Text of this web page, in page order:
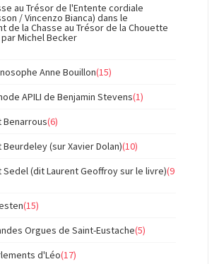
au Trésor de l'Entente cordiale
/ Vincenzo Bianca) dans le
de la Chasse au Trésor de la Chouette
Michel Becker
Anne Bouillon(15)
APILI de Benjamin Stevens(1)
Benarrous(6)
Beurdeley (sur Xavier Dolan)(10)
Sedel (dit Laurent Geoffroy sur le livre)(9
(15)
Orgues de Saint-Eustache(5)
d'Léo(17)